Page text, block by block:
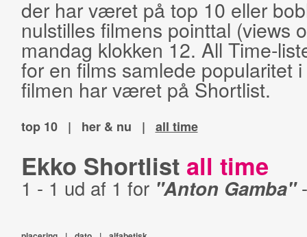
der har været på top 10 eller
nulstilles filmens pointtal (views
mandag klokken 12. All Time-
for en films samlede popularitet
filmen har været på Shortlist.
top 10 | her & nu | all time
Ekko Shortlist all time
1 - 1 ud af 1 for "Anton Gamba"